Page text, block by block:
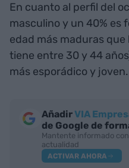
En cuanto al perfil del
masculino y un 40% es
edad más maduras que
tiene entre 30 y 44
más esporádico y joven.
AñadirVIA
de Google de
Mantente informado
actualidad
ACTIVAR AHORA